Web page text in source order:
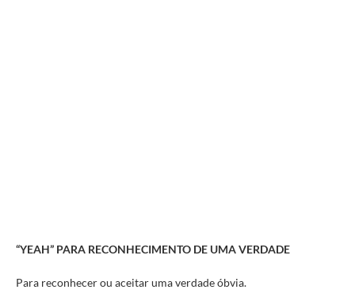
“YEAH” PARA RECONHECIMENTO DE UMA VERDADE
Para reconhecer ou aceitar uma verdade óbvia.